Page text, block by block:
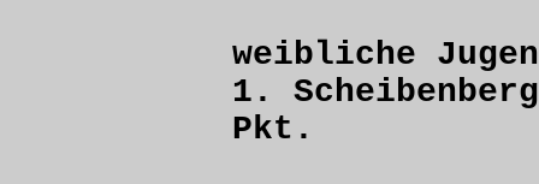
weibliche
1.
Pkt.